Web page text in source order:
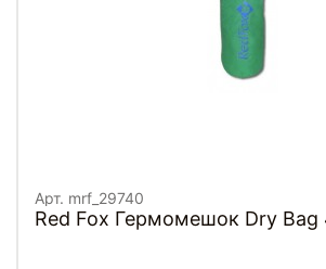
Арт. mrf_29740
Red Fox Гермомешок Dry Bag